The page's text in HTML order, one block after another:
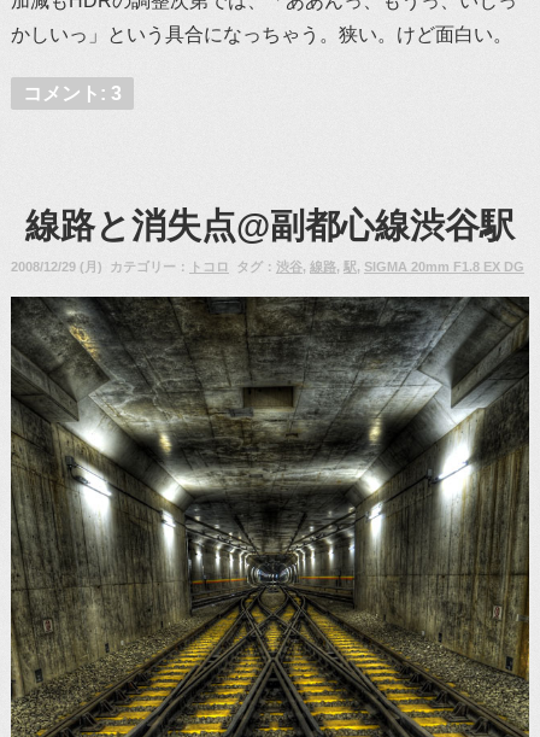
かしいっ」という具合になっちゃう。狭い。けど面白い。
コメント: 3
線路と消失点@副都心線渋谷駅
2008/12/29 (月) カテゴリー： トコロ タグ： 渋谷, 線路, 駅, SIGMA 20mm F1.8 EX DG